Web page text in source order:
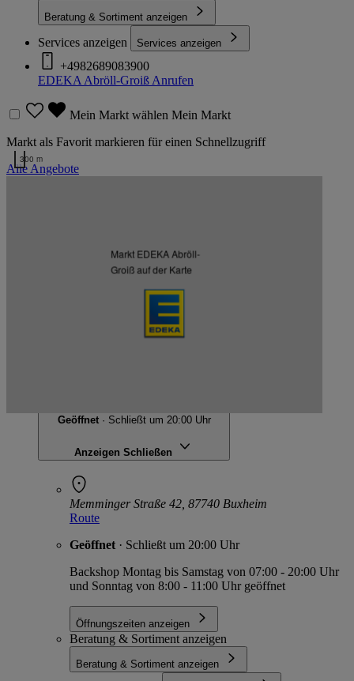
Beratung & Sortiment anzeigen
Services anzeigen Services anzeigen
+4982689083900
EDEKA Abröll-Groiß Anrufen
Mein Markt wählen Mein Markt
Markt als Favorit markieren für einen Schnellzugriff
Alle Angebote
Markt EDEKA Abröll-
Groiß auf der Karte
300 m
Kartenansicht
Geöffnet · Schließt um 20:00 Uhr
Anzeigen Schließen
Memminger Straße 42, 87740 Buxheim
Route
Geöffnet · Schließt um 20:00 Uhr
Backshop Montag bis Samstag von 07:00 - 20:00 Uhr
und Sonntag von 8:00 - 11:00 Uhr geöffnet
Öffnungszeiten anzeigen
Beratung & Sortiment anzeigen
Beratung & Sortiment anzeigen